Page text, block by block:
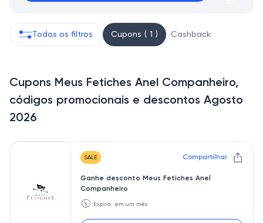
Todos os filtros Cupons ( 1 ) Cashback
Cupons Meus Fetiches Anel Companheiro,
códigos promocionais e descontos Agosto
2026
SALE Compartilhar
Ganhe desconto Meus Fetiches Anel
Companheiro
🕥 Expira: em um mês